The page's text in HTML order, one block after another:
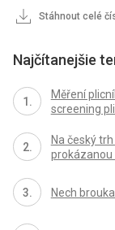
Stáhnout celé
Najčítanejšie
Měření
screening
Na český
prokázanou
Nech